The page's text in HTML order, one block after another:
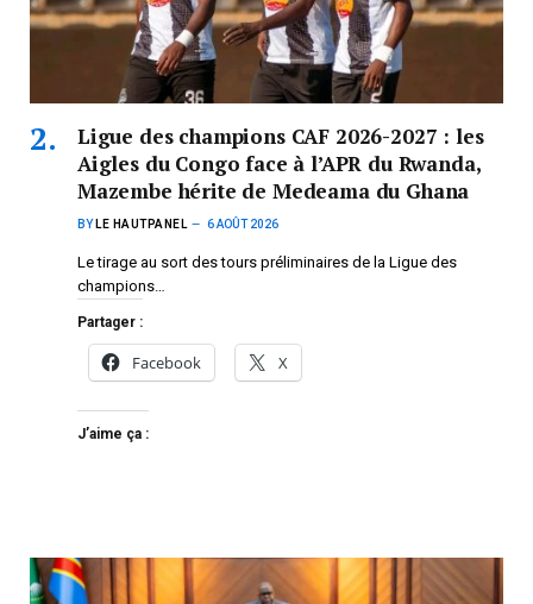
Ligue des champions CAF 2026-2027 : les
Aigles du Congo face à l’APR du Rwanda,
Mazembe hérite de Medeama du Ghana
BY LE HAUTPANEL 6 AOÛT 2026
Le tirage au sort des tours préliminaires de la Ligue des
champions…
Partager :
Facebook X
J’aime ça :